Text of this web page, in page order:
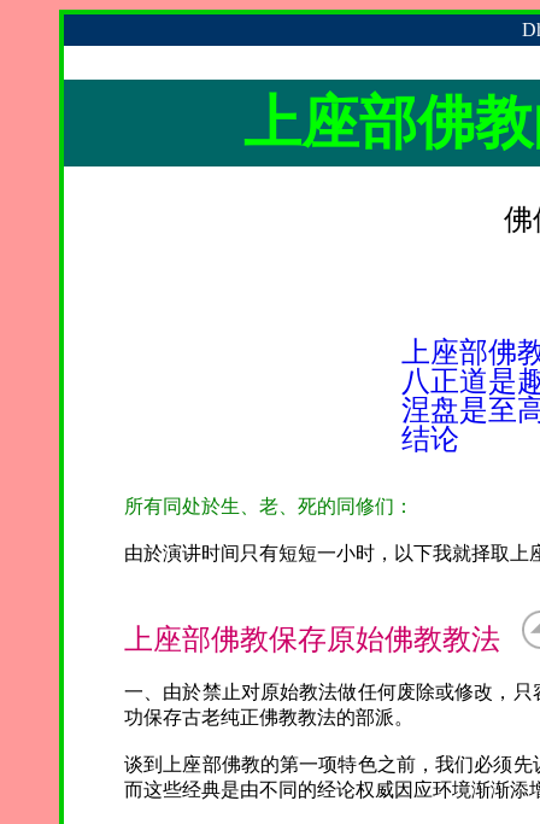
上座部佛
佛
上座部佛
八正道是
涅盘是至
结论
所有同处於生、老、死的同修们：
由於演讲时间只有短短一小时，以下我就择取
上座部佛教保存原始佛教教法
一、由於禁止对原始教法做任何废除或修改，
功保存古老纯正佛教教法的部派。
谈到上座部佛教的第一项特色之前，我们必须
而这些经典是由不同的经论权威因应环境渐渐